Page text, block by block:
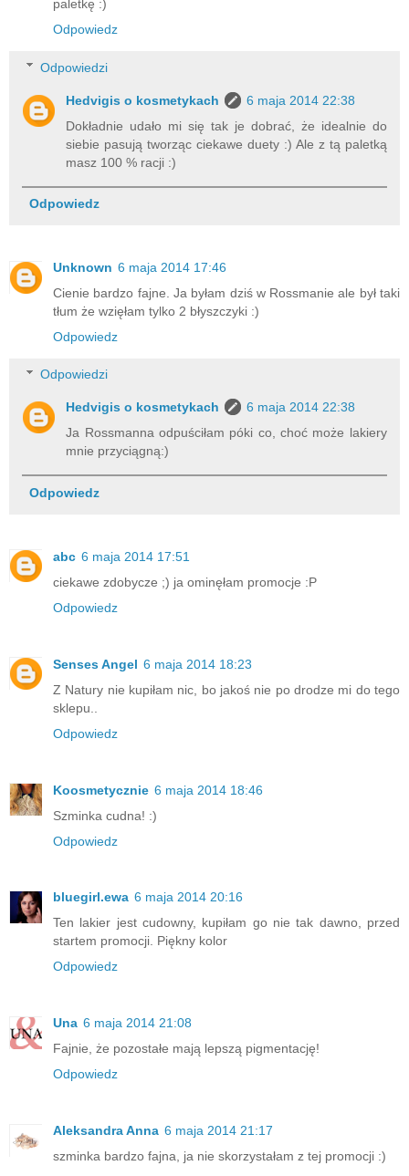
paletkę :)
Odpowiedz
Odpowiedzi
Hedvigis o kosmetykach
6 maja 2014 22:38
Dokładnie udało mi się tak je dobrać, że idealnie do
siebie pasują tworząc ciekawe duety :) Ale z tą paletką
masz 100 % racji :)
Odpowiedz
Unknown 6 maja 2014 17:46
Cienie bardzo fajne. Ja byłam dziś w Rossmanie ale był taki
tłum że wzięłam tylko 2 błyszczyki :)
Odpowiedz
Odpowiedzi
Hedvigis o kosmetykach
6 maja 2014 22:38
Ja Rossmanna odpuściłam póki co, choć może lakiery
mnie przyciągną:)
Odpowiedz
abc 6 maja 2014 17:51
ciekawe zdobycze ;) ja ominęłam promocje :P
Odpowiedz
Senses Angel 6 maja 2014 18:23
Z Natury nie kupiłam nic, bo jakoś nie po drodze mi do tego
sklepu..
Odpowiedz
Koosmetycznie 6 maja 2014 18:46
Szminka cudna! :)
Odpowiedz
bluegirl.ewa 6 maja 2014 20:16
Ten lakier jest cudowny, kupiłam go nie tak dawno, przed
startem promocji. Piękny kolor
Odpowiedz
Una 6 maja 2014 21:08
Fajnie, że pozostałe mają lepszą pigmentację!
Odpowiedz
Aleksandra Anna 6 maja 2014 21:17
szminka bardzo fajna, ja nie skorzystałam z tej promocji :)